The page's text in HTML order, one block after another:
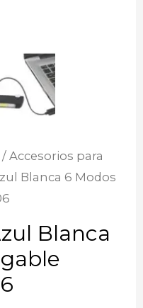
/ Accesorios para
Blanca 6 Modos
Blanca